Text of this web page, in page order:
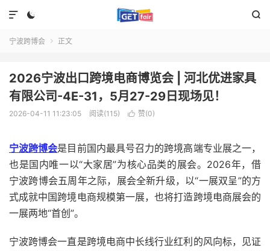
 

宁波跨博会  正文
2026宁波出口跨境电商博览会 | 河北优进家具
有限公司-4E-31，5月27-29日现场见！
2026-04-11 11:23:05 阅读(115)  赞(0)
宁波跨博会是目前国内最具号召力的跨境高端专业展之一，
也是国内唯一以“大家居”为核心品类的展会。2026年，借
宁波跨博会五周年之际，展会全新升级，以“一展双呈”的方
式成就中国跨境电商规模第一展，也将打造跨境电商展会的
一展两地“首创”。
宁波跨博会一直是跨境电商中长线行业红利的风向标，见证